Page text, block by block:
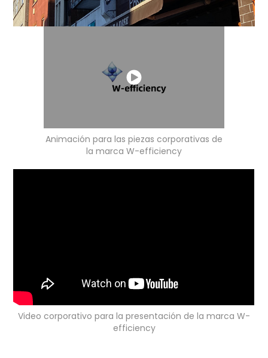
Animación para las piezas corporativas de
la marca W-efficiency
Video corporativo para la presentación de la marca W-
efficiency